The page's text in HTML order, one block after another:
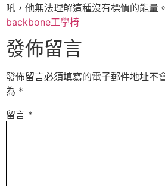
吼，他無法理解這種沒有標價的能量。
backbone工學椅
發佈留言
發佈留言必須填寫的電子郵件地址不
為 *
留言 *